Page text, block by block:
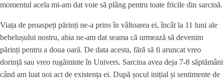
momentul acela mi-am dat voie să plâng pentru toate fricile din sarcină.
Viața de proaspeți părinți ne-a prins în vâltoarea ei, încât la 11 luni ale
bebelușului nostru, abia ne-am dat seama că urmează să devenim
părinți pentru a doua oară. De data acesta, fără să fi aruncat vreo
dorință sau vreo rugăminte în Univers. Sarcina avea deja 7-8 săptămâni
când am luat noi act de existența ei. După șocul inițial și sentimente de